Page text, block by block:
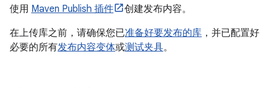
使用 Maven Publish 插件
创建发布内容。
在上传库之前，请确保您已准备好要发布的库 ，并已配置好
必要的所有发布内容变体或测试夹具。